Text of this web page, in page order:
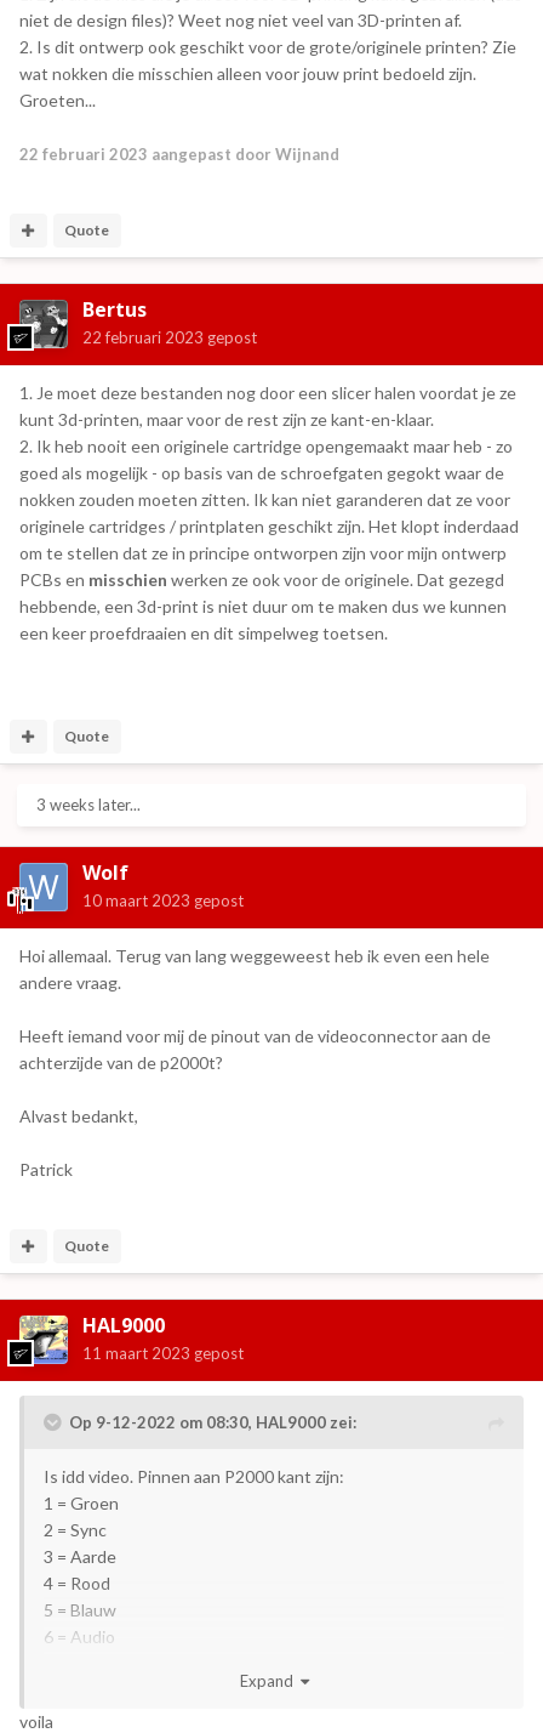
niet de design files)? Weet nog niet veel van 3D-printen af.
2. Is dit ontwerp ook geschikt voor de grote/originele printen? Zie
wat nokken die misschien alleen voor jouw print bedoeld zijn.
Groeten...
22 februari 2023 aangepast door Wijnand
Quote
Bertus
22 februari 2023 gepost
1. Je moet deze bestanden nog door een slicer halen voordat je ze
kunt 3d-printen, maar voor de rest zijn ze kant-en-klaar.
2. Ik heb nooit een originele cartridge opengemaakt maar heb - zo
goed als mogelijk - op basis van de schroefgaten gegokt waar de
nokken zouden moeten zitten. Ik kan niet garanderen dat ze voor
originele cartridges / printplaten geschikt zijn. Het klopt inderdaad
om te stellen dat ze in principe ontworpen zijn voor mijn ontwerp
PCBs en misschien werken ze ook voor de originele. Dat gezegd
hebbende, een 3d-print is niet duur om te maken dus we kunnen
een keer proefdraaien en dit simpelweg toetsen.
Quote
3 weeks later...
Wolf
10 maart 2023 gepost
Hoi allemaal. Terug van lang weggeweest heb ik even een hele
andere vraag.
Heeft iemand voor mij de pinout van de videoconnector aan de
achterzijde van de p2000t?
Alvast bedankt,
Patrick
Quote
HAL9000
11 maart 2023 gepost
Op 9-12-2022 om 08:30, HAL9000 zei:
Is idd video. Pinnen aan P2000 kant zijn:
1 = Groen
2 = Sync
3 = Aarde
4 = Rood
5 = Blauw
6 = Audio
Voor mijn Microvitec CUB (heeft ook een 6-polige DIN
ingang) heb ik een kabeltje moeten maken omdat daarvan
Expand
voila